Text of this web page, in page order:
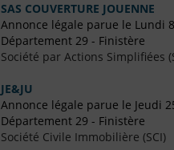
SAS COUVERTURE JOUENNE
Annonce légale parue le Lundi
Département 29 - Finistère
Société par Actions Simplifiées
JE&JU
Annonce légale parue le Jeudi
Département 29 - Finistère
Société Civile Immobilière (SCI)